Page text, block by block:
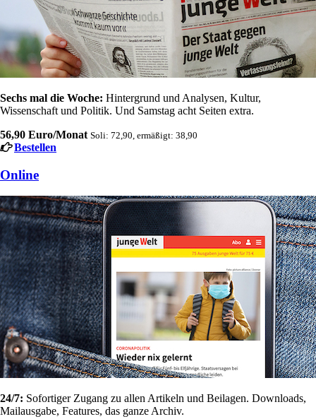
Sechs mal die Woche: Hintergrund und Analysen, Kultur,
Wissenschaft und Politik. Und Samstag acht Seiten extra.
56,90 Euro/Monat Soli: 72,90, ermäßigt: 38,90
Bestellen
Online
24/7: Sofortiger Zugang zu allen Artikeln und Beilagen. Downloads,
Mailausgabe, Features, das ganze Archiv.